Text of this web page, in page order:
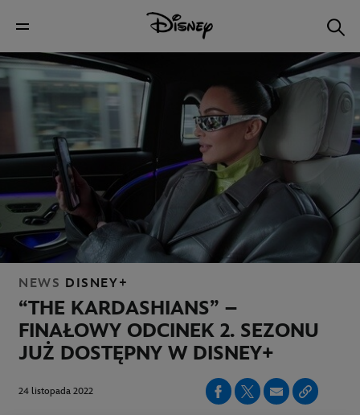
NEWS DISNEY+
“THE KARDASHIANS” –
FINAŁOWY ODCINEK 2. SEZONU
JUŻ DOSTĘPNY W DISNEY+
24 listopada 2022